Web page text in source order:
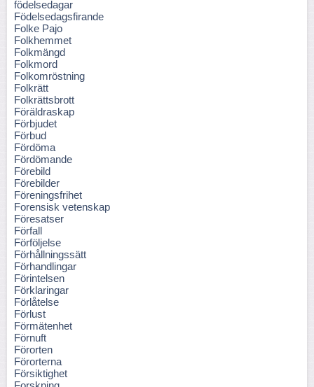
födelsedagar
Födelsedagsfirande
Folke Pajo
Folkhemmet
Folkmängd
Folkmord
Folkomröstning
Folkrätt
Folkrättsbrott
Föräldraskap
Förbjudet
Förbud
Fördöma
Fördömande
Förebild
Förebilder
Föreningsfrihet
Forensisk vetenskap
Föresatser
Förfall
Förföljelse
Förhållningssätt
Förhandlingar
Förintelsen
Förklaringar
Förlåtelse
Förlust
Förmätenhet
Förnuft
Förorten
Förorterna
Försiktighet